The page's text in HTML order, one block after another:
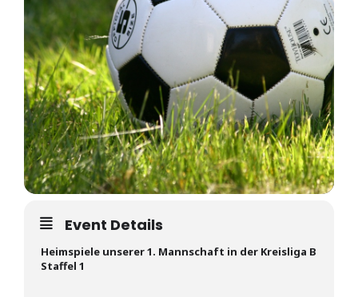
Event Details
Heimspiele unserer 1. Mannschaft in der Kreisliga B
Staffel 1